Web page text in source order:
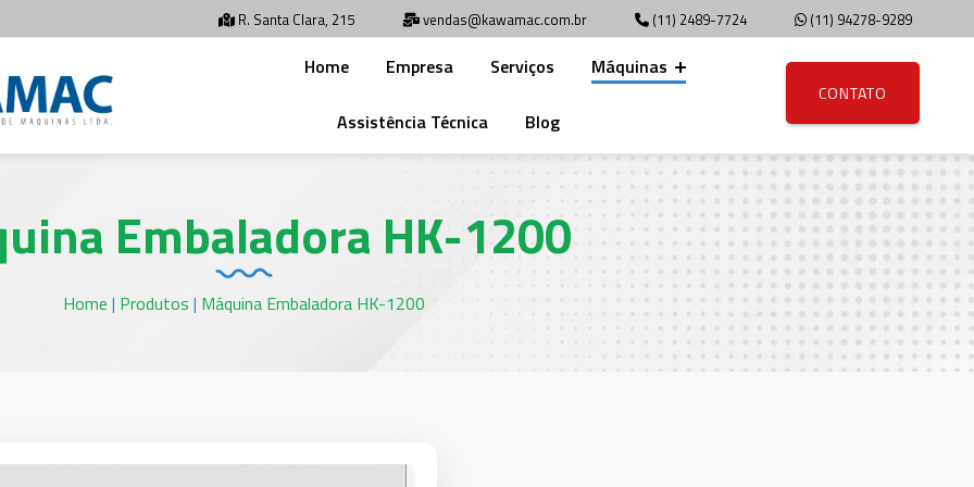
R. Santa Clara, 215 vendas@kawamac.com.br (11) 2489-7724 (11) 94278-9289
Home Empresa Serviços Máquinas
Assistência Técnica Blog
CONTATO
Embaladora HK-1200
Home | Produtos | Máquina Embaladora HK-1200